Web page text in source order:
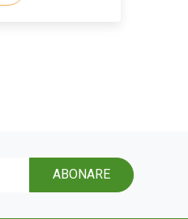
ABONARE